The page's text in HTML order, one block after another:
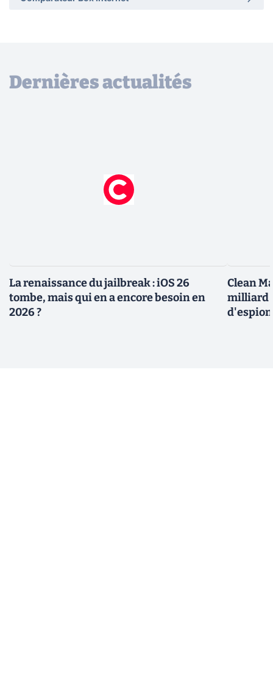
Dernières actualités
La renaissance du jailbreak : iOS 26
tombe, mais qui en a encore besoin en
2026 ?
Clean
milliard